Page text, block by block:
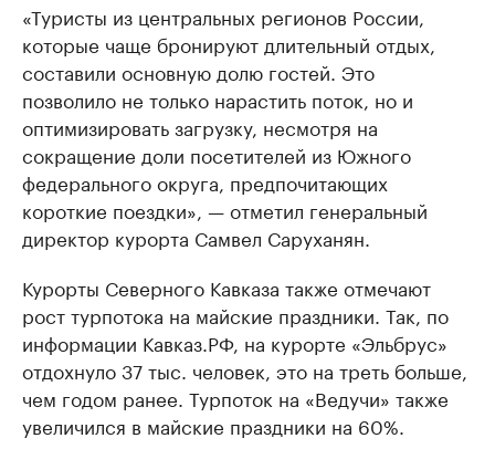
«Туристы из центральных регионов России,
которые чаще бронируют длительный отдых,
составили основную долю гостей. Это
позволило не только нарастить поток, но и
оптимизировать загрузку, несмотря на
сокращение доли посетителей из Южного
федерального округа, предпочитающих
короткие поездки», — отметил генеральный
директор курорта Самвел Саруханян.
Курорты Северного Кавказа также отмечают
рост турпотока на майские праздники. Так, по
информации Кавказ.РФ, на курорте «Эльбрус»
отдохнуло 37 тыс. человек, это на треть больше,
чем годом ранее. Турпоток на «Ведучи» также
увеличился в майские праздники на 60%.